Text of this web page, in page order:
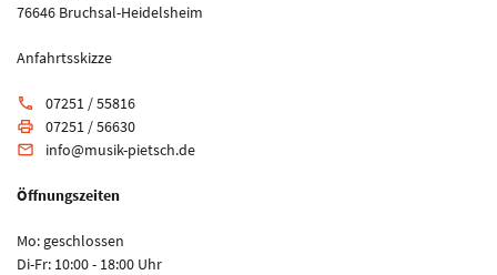
76646 Bruchsal-Heidelsheim
Anfahrtsskizze
phone 07251 / 55816
print 07251 / 56630
email info@musik-pietsch.de
Öffnungszeiten
Mo: geschlossen
Di-Fr: 10:00 - 18:00 Uhr